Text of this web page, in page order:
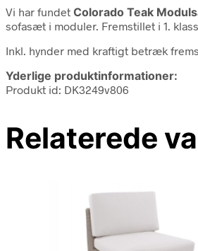
Vi har fundet Colorado Teak
sofasæt i moduler. Fremstillet i 1.
Inkl. hynder med kraftigt betræk
Yderlige produktinformationer:
Produkt id: DK3249v806
Relaterede